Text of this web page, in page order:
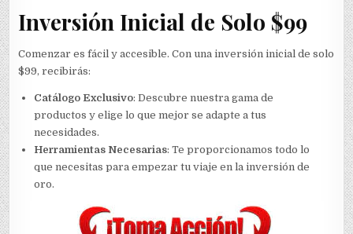
Inversión Inicial de Solo $99
Comenzar es fácil y accesible. Con una inversión inicial de solo
$99, recibirás:
Catálogo Exclusivo: Descubre nuestra gama de
productos y elige lo que mejor se adapte a tus
necesidades.
Herramientas Necesarias: Te proporcionamos todo lo
que necesitas para empezar tu viaje en la inversión de
oro.